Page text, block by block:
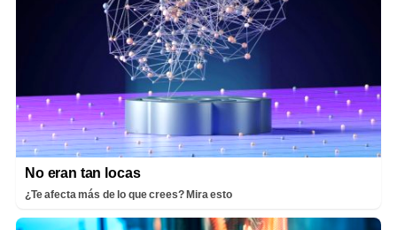
No eran tan locas
¿Te afecta más de lo que crees? Mira esto